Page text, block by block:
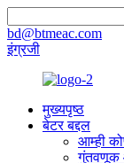
bd@btmeac.com
इंग्रजी
मुख्यपृष्ठ
बेटर बद्दल
आम्ही
गुंतवणूक